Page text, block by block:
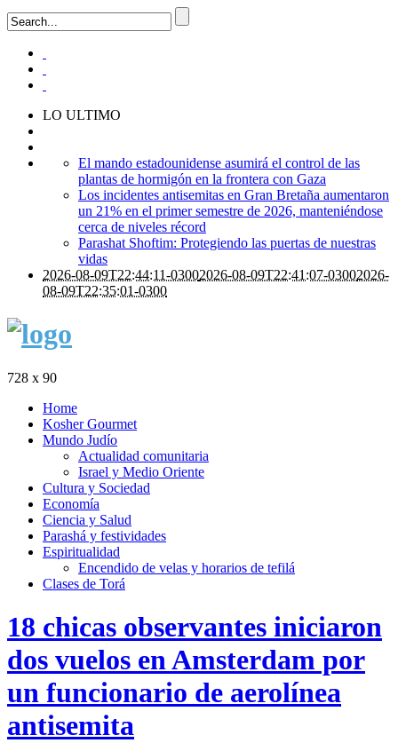
LO ULTIMO
El mando estadounidense asumirá el control de las
plantas de hormigón en la frontera con Gaza
Los incidentes antisemitas en Gran Bretaña aumentaron
un 21% en el primer semestre de 2026, manteniéndose
cerca de niveles récord
Parashat Shoftim: Protegiendo las puertas de nuestras
vidas
2026-08-09T22:44:11-03002026-08-09T22:41:07-03002026-
08-09T22:35:01-0300
728 x 90
Home
Kosher Gourmet
Mundo Judío
Actualidad comunitaria
Israel y Medio Oriente
Cultura y Sociedad
Economía
Ciencia y Salud
Parashá y festividades
Espiritualidad
Encendido de velas y horarios de tefilá
Clases de Torá
18 chicas observantes iniciaron
dos vuelos en Amsterdam por
un funcionario de aerolínea
antisemita